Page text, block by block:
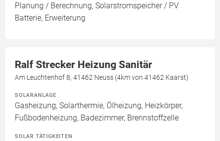
Planung / Berechnung, Solarstromspeicher / PV
Batterie, Erweiterung
Ralf Strecker Heizung Sanitär
Am Leuchtenhof 8, 41462 Neuss (4km von 41462 Kaarst)
SOLARANLAGE
Gasheizung, Solarthermie, Ölheizung, Heizkörper,
Fußbodenheizung, Badezimmer, Brennstoffzelle
SOLAR TÄTIGKEITEN